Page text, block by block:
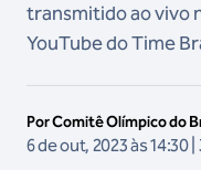
transmitido ao vivo
YouTube do Time
Por Comitê Olímpico do
6 de out, 2023 às 14:30